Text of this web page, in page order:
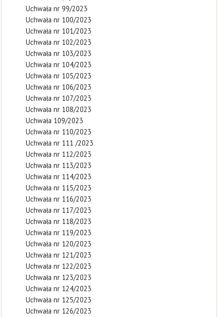
Uchwała nr 99/2023
Uchwała nr 100/2023
Uchwała nr 101/2023
Uchwała nr 102/2023
Uchwała nr 103/2023
Uchwała nr 104/2023
Uchwała nr 105/2023
Uchwała nr 106/2023
Uchwała nr 107/2023
Uchwała nr 108/2023
Uchwała 109/2023
Uchwała nr 110/2023
Uchwała nr 111 /2023
Uchwała nr 112/2023
Uchwała nr 113/2023
Uchwała nr 114/2023
Uchwała nr 115/2023
Uchwała nr 116/2023
Uchwała nr 117/2023
Uchwała nr 118/2023
Uchwała nr 119/2023
Uchwała nr 120/2023
Uchwała nr 121/2023
Uchwała nr 122/2023
Uchwała nr 123/2023
Uchwała nr 124/2023
Uchwała nr 125/2023
Uchwała nr 126/2023